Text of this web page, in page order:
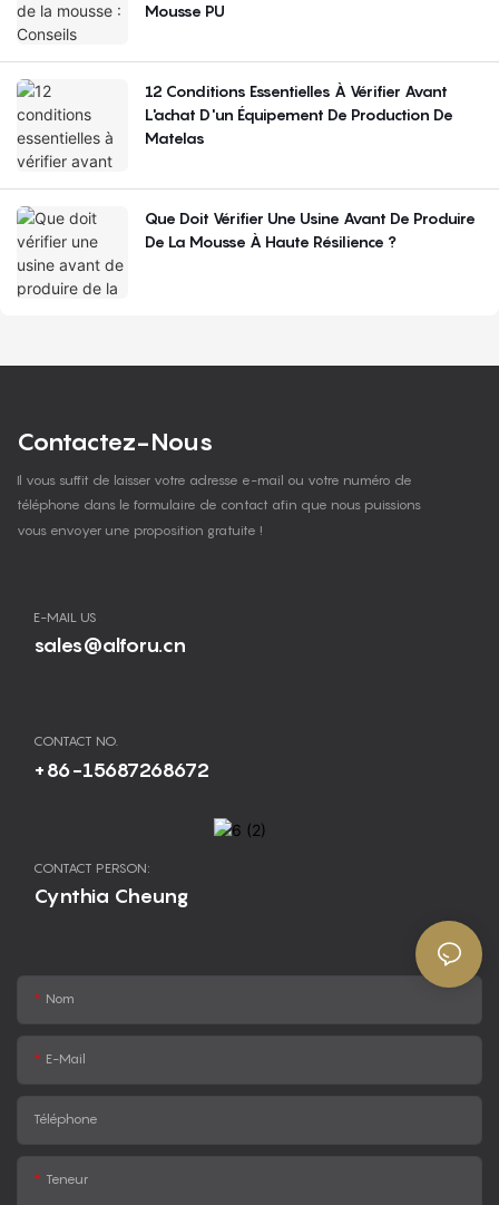
Mousse PU
12 Conditions Essentielles À Vérifier Avant
L'achat D'un Équipement De Production De
Matelas
Que Doit Vérifier Une Usine Avant De Produire
De La Mousse À Haute Résilience ?
Contactez-Nous
Il vous suffit de laisser votre adresse e-mail ou votre numéro de
téléphone dans le formulaire de contact afin que nous puissions
vous envoyer une proposition gratuite !
E-MAIL US
sales@alforu.cn
CONTACT NO.
+86-15687268672
CONTACT PERSON:
Cynthia Cheung
Nom
E-Mail
Téléphone
Teneur